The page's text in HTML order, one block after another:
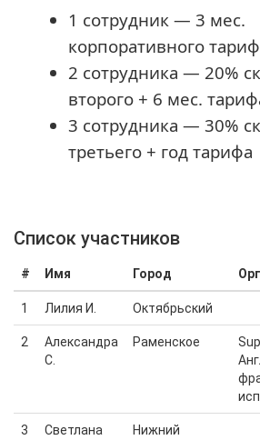
1 сотрудник — 3 мес.
корпоративного
2 сотрудника — 20%
второго + 6 мес.
3 сотрудника — 30%
третьего + год тарифа
Cписок участников
# Имя Город
1 Лилия И. Октябрьский
2
Александра
С.
Раменское
3
Светлана
Нижний